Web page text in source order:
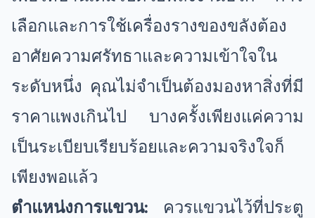
เลือกและการใช้เครื่องรางของขลังต้อง
อาศัยความศรัทธาและความเข้าใจใน
ระดับหนึ่ง คุณไม่จำเป็นต้องมองหาสิ่งที่มี
ราคาแพงเกินไป บางครั้งเพียงแค่ความ
เป็นระเบียบเรียบร้อยและความจริงใจก็
เพียงพอแล้ว
ตำแหน่งการแขวน: ควรแขวนไว้ที่ประตู